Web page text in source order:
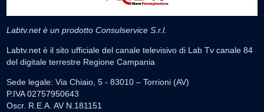
Labtv.net è un prodotto Consulservice S.r.l.
Labtv.net è il sito ufficiale del canale televisivo di Lab Tv canale 84
del digitale terrestre Regione Campania
Sede legale: Via Chiaio, 5 - 83010 – Torrioni (AV)
P.IVA 02757950643
Oscr. R.E.A. AV N.181151